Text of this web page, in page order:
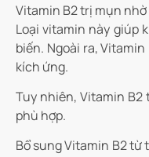
Vitamin B2 trị mụn
Loại vitamin này giúp
biến. Ngoài ra,
kích ứng.
Tuy nhiên, Vitamin
phù hợp.
Bổ sung Vitamin B2